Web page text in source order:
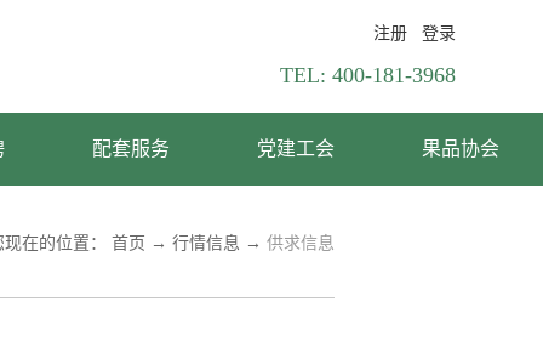
登录
注册
TEL: 400-181-3968
配套服务 党建工会 果品协会
现在的位置： 首页 → 行情信息 → 供求信息